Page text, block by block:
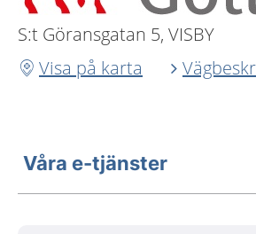
S:t Göransgatan 5, VISBY
Visa på karta
Våra e-tjänster